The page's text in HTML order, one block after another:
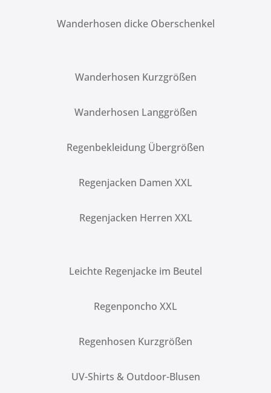
Wanderhosen dicke Oberschenkel
Wanderhosen Kurzgrößen
Wanderhosen Langgrößen
Regenbekleidung Übergrößen
Regenjacken Damen XXL
Regenjacken Herren XXL
Leichte Regenjacke im Beutel
Regenponcho XXL
Regenhosen Kurzgrößen
UV-Shirts & Outdoor-Blusen